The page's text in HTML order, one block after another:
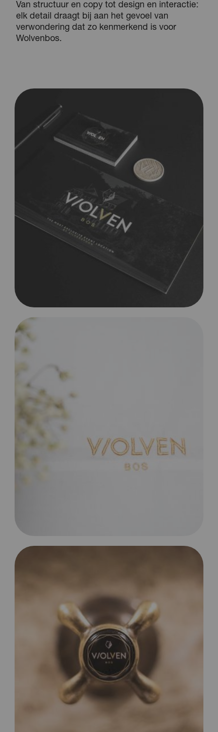
Van structuur en copy tot design en interactie:
elk detail draagt bij aan het gevoel van
verwondering dat zo kenmerkend is voor
Wolvenbos.